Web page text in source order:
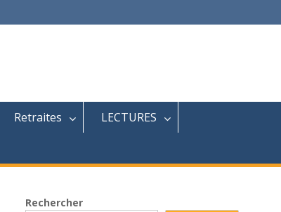
Retraites
LECTURES
Rechercher